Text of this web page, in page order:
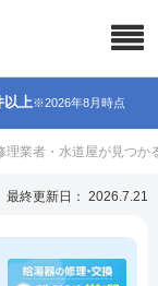
以上※2026年8月時点
理業者・水道屋が見つか
最終更新日： 2026.7.21